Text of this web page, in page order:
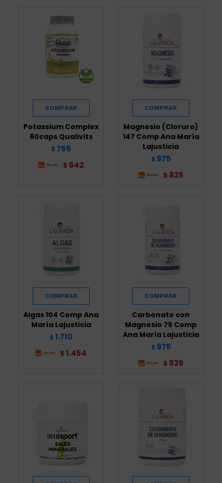
Potassium Complex
60caps Qualivits
$ 755
$ 642
Magnesio (Cloruro)
147 Comp Ana María
Lajusticia
$ 975
$ 829
Algas 104 Comp Ana
María Lajusticia
$ 1.710
$ 1.454
Carbonato con
Magnesio 75 Comp
Ana María Lajusticia
$ 975
$ 829